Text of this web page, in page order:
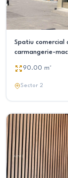
Spatiu comercial
carmangerie-
90.00 m²
Sector 2